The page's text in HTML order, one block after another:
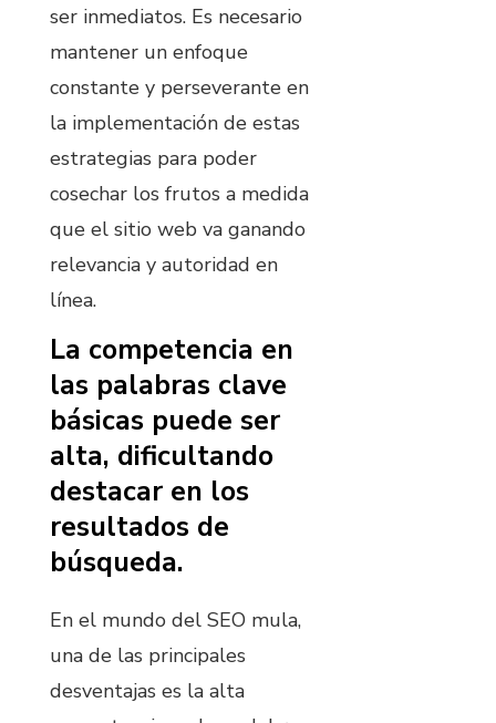
ser inmediatos. Es necesario
mantener un enfoque
constante y perseverante en
la implementación de estas
estrategias para poder
cosechar los frutos a medida
que el sitio web va ganando
relevancia y autoridad en
línea.
La competencia en
las palabras clave
básicas puede ser
alta, dificultando
destacar en los
resultados de
búsqueda.
En el mundo del SEO mula,
una de las principales
desventajas es la alta